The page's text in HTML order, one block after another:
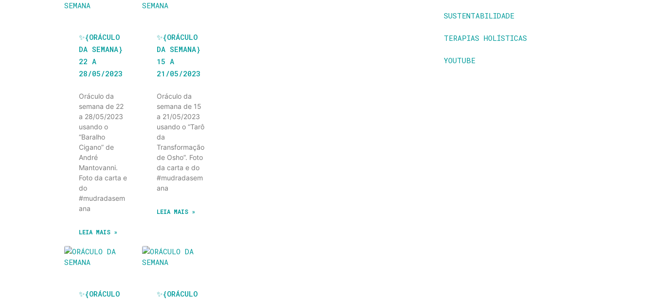
✨️{ORÁCULO
DA SEMANA}
22 A
28/05/2023
Oráculo da
semana de 22
a 28/05/2023
usando o
“Baralho
Cigano” de
André
Mantovanni.
Foto da carta e
do
#mudradasem
ana
LEIA MAIS »
✨️{ORÁCULO
DA SEMANA}
15 A
21/05/2023
Oráculo da
semana de 15
a 21/05/2023
usando o “Tarô
da
Transformação
de Osho”. Foto
da carta e do
#mudradasem
ana
LEIA MAIS »
✨️{ORÁCULO
✨️{ORÁCULO
SUSTENTABILIDADE
TERAPIAS HOLÍSTICAS
YOUTUBE